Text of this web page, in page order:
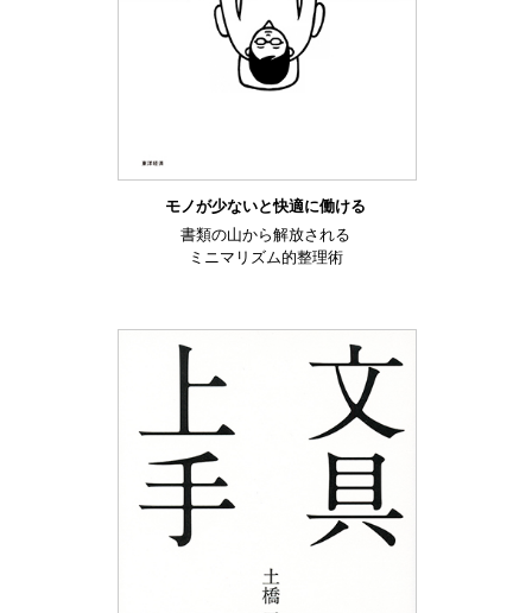
モノが少ないと快適に働ける
書類の山から解放される
ミニマリズム的整理術